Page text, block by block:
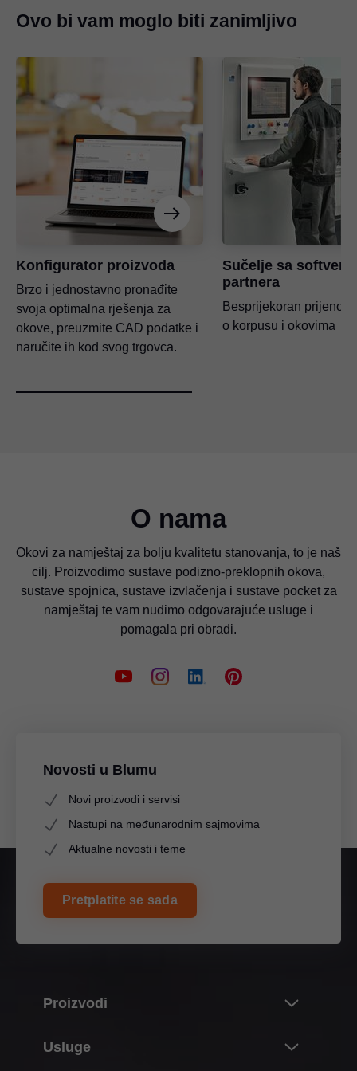
Ovo bi vam moglo biti zanimljivo
Konfigurator proizvoda
Brzo i jednostavno pronađite
svoja optimalna rješenja za
okove, preuzmite CAD podatke i
naručite ih kod svog trgovca.
Sučelje sa
partnera
Besprijekoran prijenos
o korpusu i okovima
O nama
Okovi za namještaj za bolju kvalitetu stanovanja, to je naš
cilj. Proizvodimo sustave podizno-preklopnih okova,
sustave spojnica, sustave izvlačenja i sustave pocket za
namještaj te vam nudimo odgovarajuće usluge i
pomagala pri obradi.
Novosti u Blumu
Novi proizvodi i servisi
Nastupi na međunarodnim sajmovima
Aktualne novosti i teme
Pretplatite se sada
Proizvodi
Usluge